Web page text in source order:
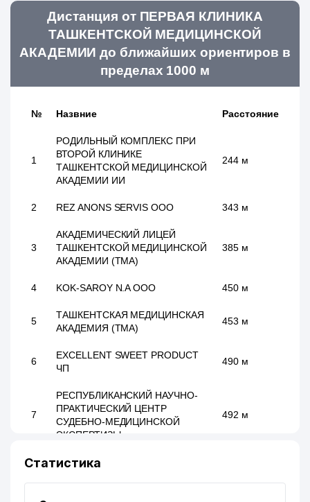
Дистанция от ПЕРВАЯ КЛИНИКА
ТАШКЕНТСКОЙ МЕДИЦИНСКОЙ
АКАДЕМИИ до ближайших ориентиров в
пределах 1000 м
№ Назвние Расстояние
1
РОДИЛЬНЫЙ КОМПЛЕКС ПРИ
ВТОРОЙ КЛИНИКЕ
ТАШКЕНТСКОЙ МЕДИЦИНСКОЙ
АКАДЕМИИ ИИ
244 м
2 REZ ANОNS SERVIS ООО 343 м
3
АКАДЕМИЧЕСКИЙ ЛИЦЕЙ
ТАШКЕНТСКОЙ МЕДИЦИНСКОЙ
АКАДЕМИИ (ТМА)
385 м
4 KOK-SAROY N.A ООО 450 м
5
ТАШКЕНТСКАЯ МЕДИЦИНСКАЯ
АКАДЕМИЯ (ТМА)
453 м
6
EXCELLENT SWEET PRODUCT
ЧП
490 м
7
РЕСПУБЛИКАНСКИЙ НАУЧНО-
ПРАКТИЧЕСКИЙ ЦЕНТР
СУДЕБНО-МЕДИЦИНСКОЙ
ЭКСПЕРТИЗЫ
492 м
8 DISINFECTION MEDICAL ООО
Статистика